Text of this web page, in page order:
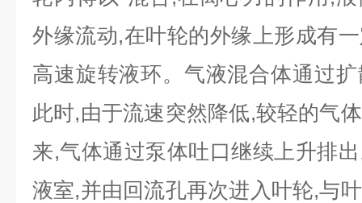
外缘流动,在叶轮的外缘上形成有
高速旋转液环。气液混合体通过
此时,由于流速突然降低,较轻的气
来,气体通过泵体吐口继续上升排
液室,并由回流孔再次进入叶轮,与